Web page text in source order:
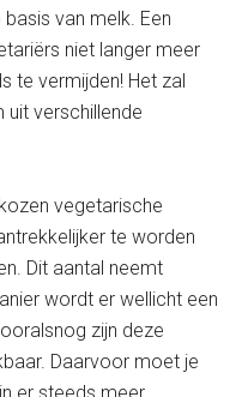
van melk. Een
niet langer meer
te vermijden! Het zal
uit verschillende
vegetarische
te worden
Dit aantal neemt
wordt er wellicht een
zijn deze
Daarvoor moet je